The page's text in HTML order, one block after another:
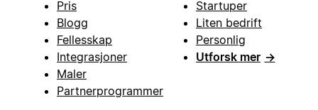
Pris
Blogg
Fellesskap
Integrasjoner
Maler
Partnerprogrammer
Startuper
Liten bedrift
Personlig
Utforsk mer →